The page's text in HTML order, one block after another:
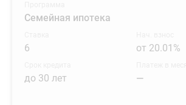
Семейная ипотека
6 от 20.01%
до 30 лет —